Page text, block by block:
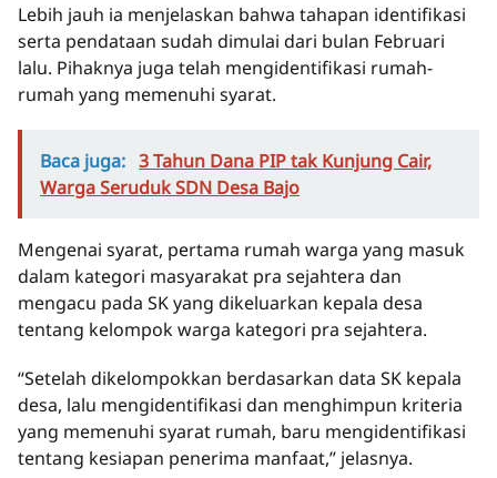
Lebih jauh ia menjelaskan bahwa tahapan identifikasi
serta pendataan sudah dimulai dari bulan Februari
lalu. Pihaknya juga telah mengidentifikasi rumah-
rumah yang memenuhi syarat.
Baca juga: 3 Tahun Dana PIP tak Kunjung Cair,
Warga Seruduk SDN Desa Bajo
Mengenai syarat, pertama rumah warga yang masuk
dalam kategori masyarakat pra sejahtera dan
mengacu pada SK yang dikeluarkan kepala desa
tentang kelompok warga kategori pra sejahtera.
“Setelah dikelompokkan berdasarkan data SK kepala
desa, lalu mengidentifikasi dan menghimpun kriteria
yang memenuhi syarat rumah, baru mengidentifikasi
tentang kesiapan penerima manfaat,” jelasnya.